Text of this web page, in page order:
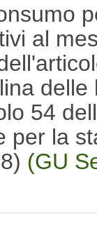
al
54
per la
(GU